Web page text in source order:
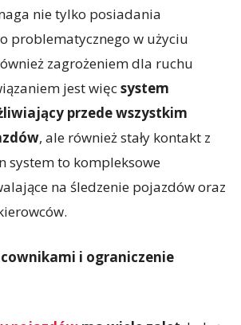
nie tylko posiadania
problematycznego w użyciu
zagrożeniem dla ruchu
jest więcsystem
przede wszystkim
, ale również stały kontakt z
system to kompleksowe
na śledzenie pojazdów oraz
i ograniczenie